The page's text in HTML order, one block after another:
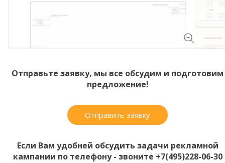
Отправьте заявку, мы все обсудим и подготовим
предложение!
Отправить заявку
Если Вам удобней обсудить задачи рекламной
кампании по телефону - звоните +7(495)228-06-30